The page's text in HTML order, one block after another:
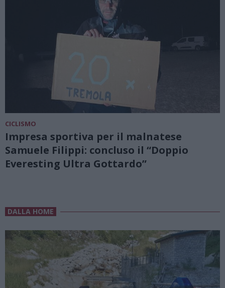
CICLISMO
Impresa sportiva per il malnatese
Samuele Filippi: concluso il “Doppio
Everesting Ultra Gottardo”
DALLA HOME